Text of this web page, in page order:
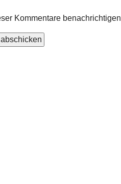
Kommentare benachrichtigen